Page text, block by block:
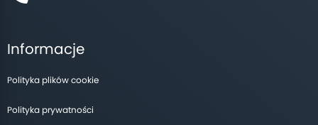
Informacje
Polityka plików cookie
Polityka prywatności